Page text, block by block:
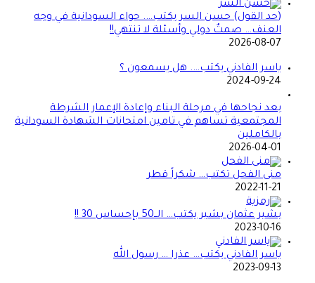
(حد القول) حسن السر يكتب…. حواء السودانية في وجه
العنف… صمتٌ دولي وأسئلة لا تنتهي!!
2026-08-07
ياسر الفادني يكتب…. هل يسمعون ؟
2024-09-24
بعد نجاحها في مرحلة البناء وإعادة الإعمار الشرطة
المجتمعية تساهم في تامين امتحانات الشهادة السودانية
بالكاملين
2026-04-01
منى الفحل تكتب… شكراً قطر
2022-11-21
بشير عثمان بشير يكتب… الــ50 بإحساس 30 !!
2023-10-16
ياسر الفادني يكتب… عذرا … رسول الله
2023-09-13